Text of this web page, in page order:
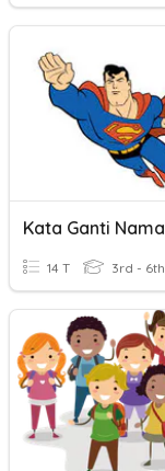
14 T 3rd - 6th